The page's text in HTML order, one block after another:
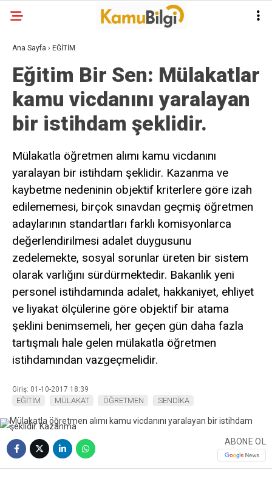
Ana Sayfa › EĞİTİM
Eğitim Bir Sen: Mülakatlar
kamu vicdanını yaralayan
bir istihdam şeklidir.
Mülakatla öğretmen alımı kamu vicdanını
yaralayan bir istihdam şeklidir. Kazanma ve
kaybetme nedeninin objektif kriterlere göre izah
edilememesi, birçok sınavdan geçmiş öğretmen
adaylarının standartları farklı komisyonlarca
değerlendirilmesi adalet duygusunu
zedelemekte, sosyal sorunlar üreten bir sistem
olarak varlığını sürdürmektedir. Bakanlık yeni
personel istihdamında adalet, hakkaniyet, ehliyet
ve liyakat ölçülerine göre objektif bir atama
şeklini benimsemeli, her geçen gün daha fazla
tartışmalı hale gelen mülakatla öğretmen
istihdamından vazgeçmelidir.
Giriş: 01-10-2017 18:39
EĞİTİM MÜLAKAT ÖĞRETMEN SENDİKA
ABONE OL